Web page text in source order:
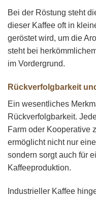
Bei der Röstung steht
dieser Kaffee oft in
geröstet wird, um die
steht bei
im Vordergrund.
Rückverfolgbarkeit
Ein wesentliches
Rückverfolgbarkeit.
Farm oder Kooperative
ermöglicht nicht nur
sondern sorgt auch für
Kaffeeproduktion.
Industrieller Kaffee